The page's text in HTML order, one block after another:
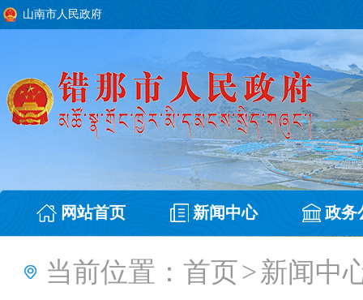
山南市人民政府
网站首页 新闻中心 政务
当前位置： 首页>新闻中